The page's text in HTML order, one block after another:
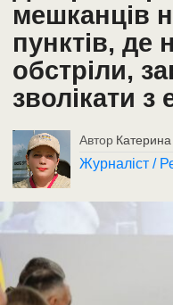
мешканців
пунктів, де
обстріли,
зволікати з
Автор
Журналіст /